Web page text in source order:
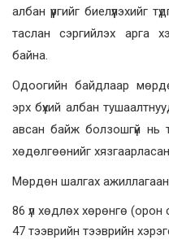
албан үүргийг биелүүлэхийг
таслан сэргийлэх арга
байна.
Одоогийн байдлаар
эрх бүхий албан
авсан байж болзошгүй нь
хөдөлгөөнийг
Мөрдөн шалгах
86 үл хөдлөх хөрөнгө
47 тээврийн тээврийн